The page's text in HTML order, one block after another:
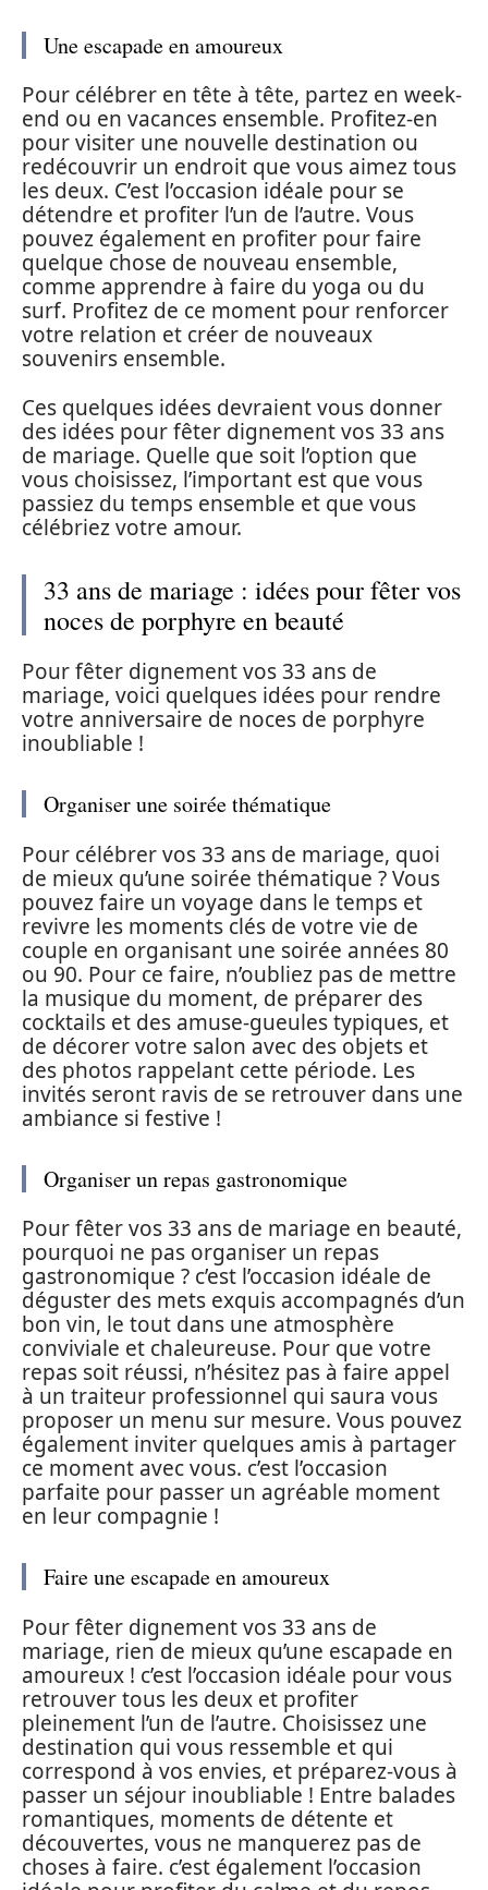
Une escapade en amoureux
Pour célébrer en tête à tête, partez en week-
end ou en vacances ensemble. Profitez-en
pour visiter une nouvelle destination ou
redécouvrir un endroit que vous aimez tous
les deux. C’est l’occasion idéale pour se
détendre et profiter l’un de l’autre. Vous
pouvez également en profiter pour faire
quelque chose de nouveau ensemble,
comme apprendre à faire du yoga ou du
surf. Profitez de ce moment pour renforcer
votre relation et créer de nouveaux
souvenirs ensemble.
Ces quelques idées devraient vous donner
des idées pour fêter dignement vos 33 ans
de mariage. Quelle que soit l’option que
vous choisissez, l’important est que vous
passiez du temps ensemble et que vous
célébriez votre amour.
33 ans de mariage : idées pour fêter vos
noces de porphyre en beauté
Pour fêter dignement vos 33 ans de
mariage, voici quelques idées pour rendre
votre anniversaire de noces de porphyre
inoubliable !
Organiser une soirée thématique
Pour célébrer vos 33 ans de mariage, quoi
de mieux qu’une soirée thématique ? Vous
pouvez faire un voyage dans le temps et
revivre les moments clés de votre vie de
couple en organisant une soirée années 80
ou 90. Pour ce faire, n’oubliez pas de mettre
la musique du moment, de préparer des
cocktails et des amuse-gueules typiques, et
de décorer votre salon avec des objets et
des photos rappelant cette période. Les
invités seront ravis de se retrouver dans une
ambiance si festive !
Organiser un repas gastronomique
Pour fêter vos 33 ans de mariage en beauté,
pourquoi ne pas organiser un repas
gastronomique ? c’est l’occasion idéale de
déguster des mets exquis accompagnés d’un
bon vin, le tout dans une atmosphère
conviviale et chaleureuse. Pour que votre
repas soit réussi, n’hésitez pas à faire appel
à un traiteur professionnel qui saura vous
proposer un menu sur mesure. Vous pouvez
également inviter quelques amis à partager
ce moment avec vous. c’est l’occasion
parfaite pour passer un agréable moment
en leur compagnie !
Faire une escapade en amoureux
Pour fêter dignement vos 33 ans de
mariage, rien de mieux qu’une escapade en
amoureux ! c’est l’occasion idéale pour vous
retrouver tous les deux et profiter
pleinement l’un de l’autre. Choisissez une
destination qui vous ressemble et qui
correspond à vos envies, et préparez-vous à
passer un séjour inoubliable ! Entre balades
romantiques, moments de détente et
découvertes, vous ne manquerez pas de
choses à faire. c’est également l’occasion